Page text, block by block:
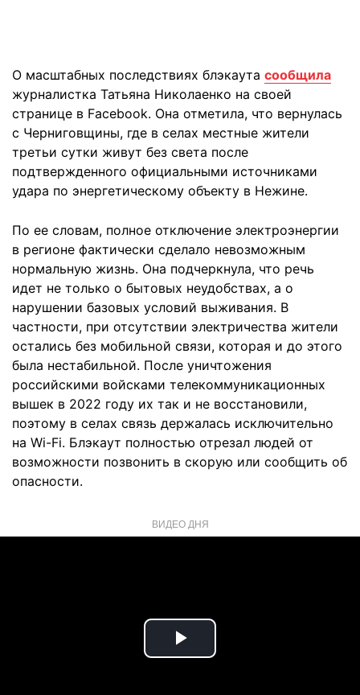
О масштабных последствиях блэкаута сообщила
журналистка Татьяна Николаенко на своей
странице в Facebook. Она отметила, что вернулась
с Черниговщины, где в селах местные жители
третьи сутки живут без света после
подтвержденного официальными источниками
удара по энергетическому объекту в Нежине.
По ее словам, полное отключение электроэнергии
в регионе фактически сделало невозможным
нормальную жизнь. Она подчеркнула, что речь
идет не только о бытовых неудобствах, а о
нарушении базовых условий выживания. В
частности, при отсутствии электричества жители
остались без мобильной связи, которая и до этого
была нестабильной. После уничтожения
российскими войсками телекоммуникационных
вышек в 2022 году их так и не восстановили,
поэтому в селах связь держалась исключительно
на Wi-Fi. Блэкаут полностью отрезал людей от
возможности позвонить в скорую или сообщить об
опасности.
ВИДЕО ДНЯ
Play